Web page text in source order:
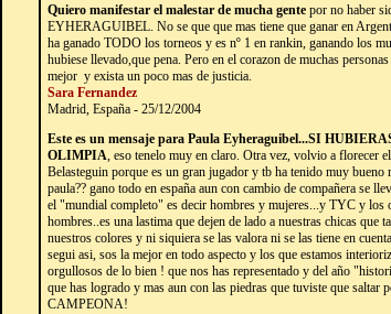
Quiero manifestar el malestar de mucha gente por no haber
EYHERAGUIBEL. No se que que mas tiene que ganar en
ha ganado TODO los torneos y es nº 1 en rankin, ganando los
hubiese llevado,que pena. Pero en el corazon de muchas
mejor y exista un poco mas de justicia.
Sara Fernandez
Madrid, España - 25/12/2004
Este es un mensaje para Paula Eyheraguibel...SI
OLIMPIA, eso tenelo muy en claro. Otra vez, volvio a florecer
Belasteguin porque es un gran jugador y tb ha tenido muy bueno
paula?? gano todo en españa aun con cambio de compañera se
el "mundial completo" es decir hombres y mujeres...y TYC y
hombres..es una lastima que dejen de lado a nuestras chicas
nuestros colores y ni siquiera se las valora ni se las tiene en
segui asi, sos la mejor en todo aspecto y los que estamos
orgullosos de lo bien ! que nos has representado y del año
que has logrado y mas aun con las piedras que tuviste que
CAMPEONA!